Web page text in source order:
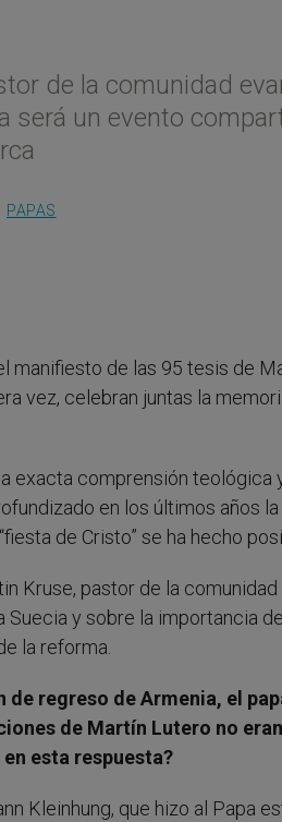
de la comunidad
será un evento
PAPAS
manifiesto de las 95 tesis de
vez, celebran juntas la
exacta comprensión teológica
en los últimos años
de Cristo” se ha hecho
Kruse, pastor de la
Suecia y sobre la importancia
la reforma.
de regreso de Armenia, el
de Martín Lutero no
esta respuesta?
Kleinhung, que hizo al Papa